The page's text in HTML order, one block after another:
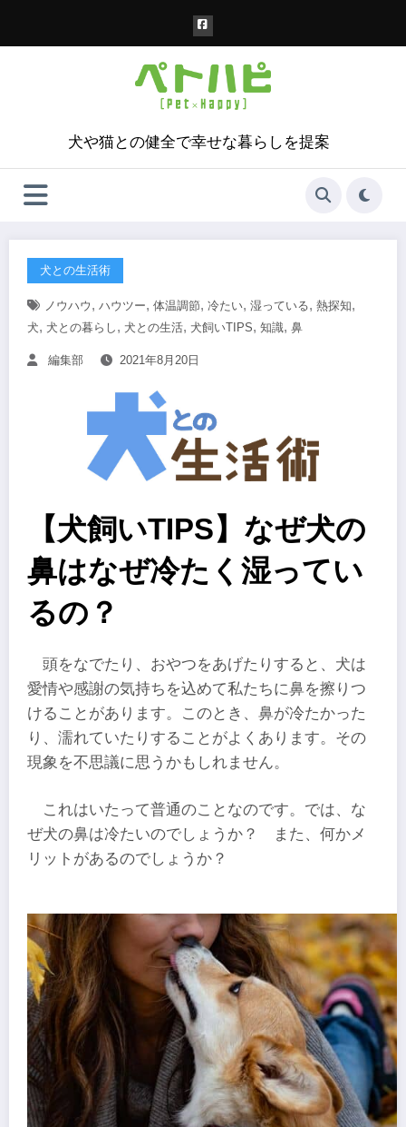
犬や猫との健全で幸せな暮らしを提案
犬との生活術
ノウハウ , ハウツー, 体温調節, 冷たい, 湿っている, 熱探知,
犬, 犬との暮らし , 犬との生活, 犬飼いTIPS, 知識, 鼻
編集部 2021年8月20日
【犬飼いTIPS】なぜ犬の
鼻はなぜ冷たく湿ってい
るの？
頭をなでたり、おやつをあげたりすると、犬は
愛情や感謝の気持ちを込めて私たちに鼻を擦りつ
けることがあります。このとき、鼻が冷たかった
り、濡れていたりすることがよくあります。その
現象を不思議に思うかもしれません。
これはいたって普通のことなのです。では、な
ぜ犬の鼻は冷たいのでしょうか？ また、何かメ
リットがあるのでしょうか？